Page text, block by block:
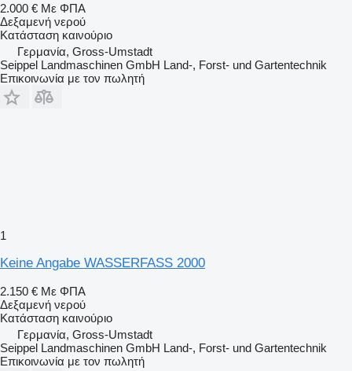
2.000 € Με ΦΠΑ
Δεξαμενή νερού
Κατάσταση καινούριο
Γερμανία, Gross-Umstadt
Seippel Landmaschinen GmbH Land-, Forst- und Gartentechnik
Επικοινωνία με τον πωλητή
1
Keine Angabe WASSERFASS 2000
2.150 € Με ΦΠΑ
Δεξαμενή νερού
Κατάσταση καινούριο
Γερμανία, Gross-Umstadt
Seippel Landmaschinen GmbH Land-, Forst- und Gartentechnik
Επικοινωνία με τον πωλητή